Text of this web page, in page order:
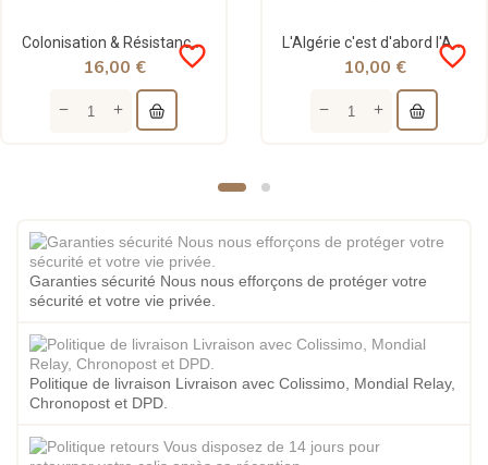
Colonisation & Résistance : Algérie (1830-1871) - S.E Zaimeche Al-Djazairi - Editions Ribât
favorite_border
16,00 €
L'Algérie c'est d'abord l'Algérie - Louis Ferri - Alem el Afkar
favorite_border
10,00 €
Garanties sécurité Nous nous efforçons de protéger votre
sécurité et votre vie privée.
Politique de livraison Livraison avec Colissimo, Mondial Relay,
Chronopost et DPD.